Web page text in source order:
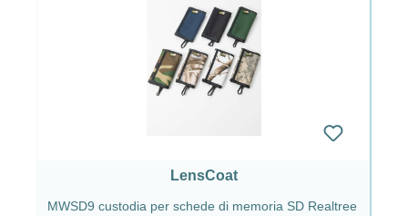
LensCoat
MWSD9 custodia per schede di memoria SD Realtree